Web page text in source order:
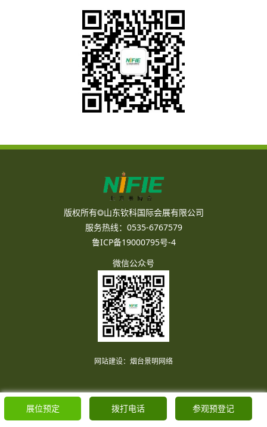
版权所有◎山东钦科国际会展有限公司
服务热线：0535-6767579
鲁ICP备19000795号-4
微信公众号
网站建设： 烟台景明网络
展位预定 拨打电话 参观预登记